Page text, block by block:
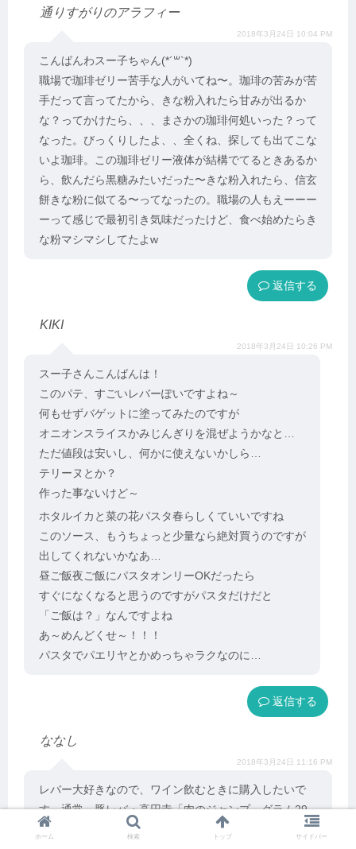
通りすがりのアラフィー
2018年3月24日 10:04 PM
こんばんわスー子ちゃん(*´꒳`*)
職場で珈琲ゼリー苦手な人がいてね〜。珈琲の苦みが苦
手だって言ってたから、きな粉入れたら甘みが出るか
な？ってかけたら、、、まさかの珈琲何処いった？って
なった。びっくりしたよ、、全くね、探しても出てこな
いよ珈琲。この珈琲ゼリー液体が結構でてるときあるか
ら、飲んだら黒糖みたいだった〜きな粉入れたら、信玄
餅きな粉に似てる〜ってなったの。職場の人もえーーー
ーって感じで最初引き気味だったけど、食べ始めたらき
な粉マシマシしてたよw
返信
KIKI
2018年3月24日 10:26 PM
スー子さんこんばんは！
このパテ、すごいレバーぽいですよね～
何もせずバゲットに塗ってみたのですが
オニオンスライスかみじんぎりを混ぜようかなと…
ただ値段は安いし、何かに使えないかしら…
テリーヌとか？
作った事ないけど～
ホタルイカと菜の花パスタ春らしくていいですね
このソース、もうちょっと少量なら絶対買うのですが
出してくれないかなあ…
昼ご飯夜ご飯にパスタオンリーOKだったら
すぐになくなると思うのですがパスタだけだと
「ご飯は？」なんですよね
あ～めんどくせ～！！！
パスタでパエリヤとかめっちゃラクなのに…
返信
ななし
2018年3月24日 11:16 PM
レバー大好きなので、ワイン飲むときに購入したいで
す。通常、豚レバ・高円寺「肉のジャンプ」グラム29
円（火曜ぞろ目セールで22円）が基本なんで、ちょっ
ホーム 検索 トップ サイドバー